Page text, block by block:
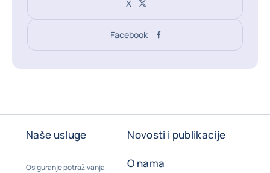
X
Facebook
Naše usluge
Osiguranje potraživanja
Novosti i publikacije
O nama